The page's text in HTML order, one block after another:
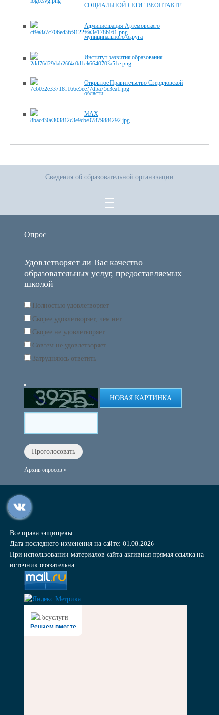
СОЦИАЛЬНОЙ СЕТИ "ВКОНТАКТЕ"
Администрация Артемовского
муниципального округа
Институт развития образования
Открытое Правительство Свердловской
области
MAX
Сведения об образовательной организации
Опрос
Удовлетворяет ли Вас качество
образовательных услуг, предоставляемых
школой
Полностью удовлетворяет
Скорее удовлетворяет, чем нет
Скорее не удовлетворяет
Совсем не удовлетворяет
Затрудняюсь ответить
НОВАЯ КАРТИНКА
Архив опросов »
Все права защищены.
Дата последнего изменения на сайте: 01.08.2026
При использовании материалов сайта активная прямая ссылка на
источник обязательна
Решаем вместе